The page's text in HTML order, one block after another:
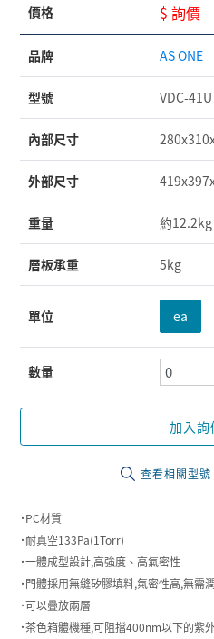
價格 $ 詢價
品牌 AS ONE
型號 VDC-41U
內部尺寸
外部尺寸
重量 約12.2kg
層板承重 5kg
單位 ea
數量
加入詢
查看相關型號
˙PC材質
˙耐真空133Pa(1Torr)
˙一體成型設計,高強度、高氣密性
˙門體採用無縫矽膠填料,氣密性高,無需
˙可以疊放兩層
˙茶色箱體機種,可阻擋400nm以下的紫